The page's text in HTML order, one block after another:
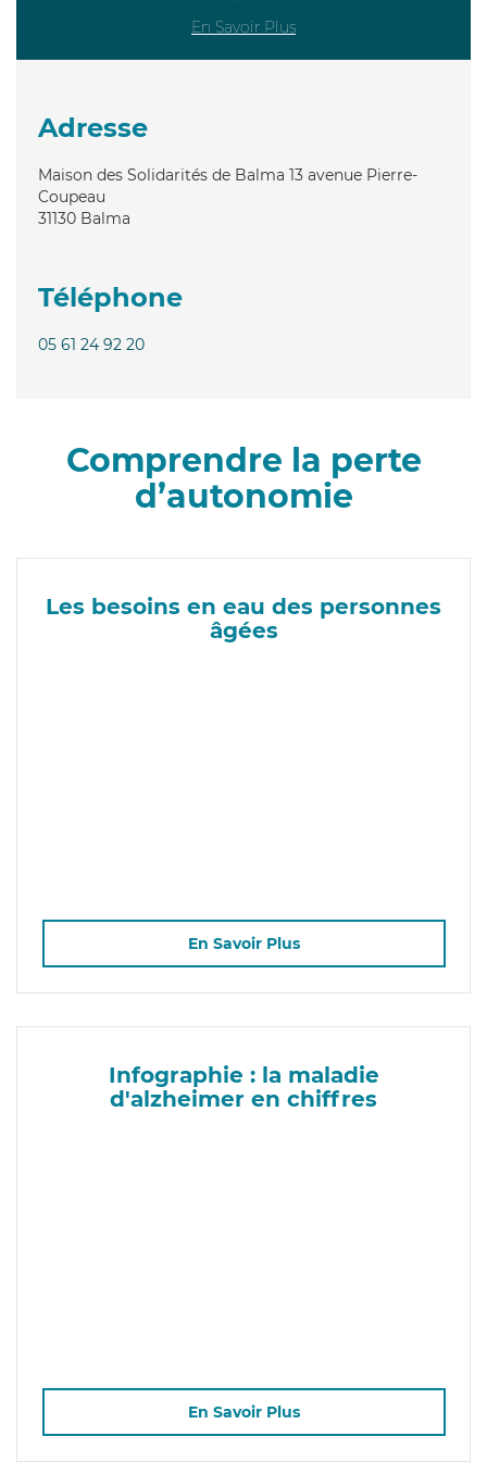
En Savoir Plus
Adresse
Maison des Solidarités de Balma 13 avenue Pierre-
Coupeau
31130 Balma
Téléphone
05 61 24 92 20
Comprendre la perte
d’autonomie
Les besoins en eau des personnes
âgées
En Savoir Plus
Infographie : la maladie
d'alzheimer en chiffres
En Savoir Plus